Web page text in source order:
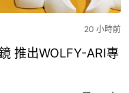
20 小時前
推出WOLFY-ARI專